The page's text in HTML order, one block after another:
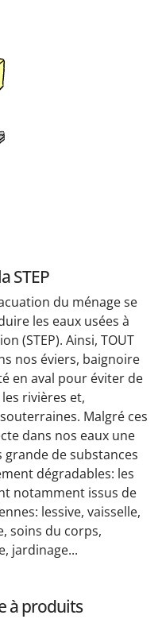
STEP
du ménage se
les eaux usées à
(STEP). Ainsi, TOUT
nos éviers, baignoire
en aval pour éviter de
rivières et,
Malgré ces
dans nos eaux une
de substances
dégradables: les
notamment issus de
lessive, vaisselle,
soins du corps,
jardinage...
à produits